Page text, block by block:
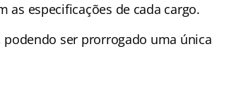
as especificações de cada cargo.
ser prorrogado uma única